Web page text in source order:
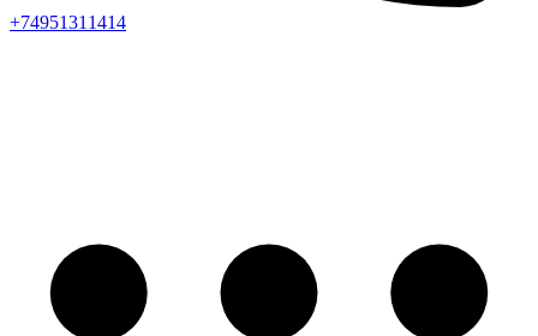
+74951311414